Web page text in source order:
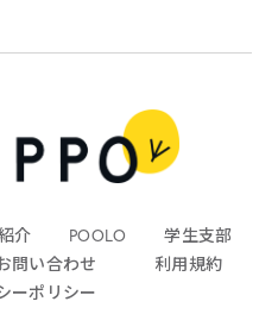
介 POOLO
学生支部
問い合わせ
利用規約
ーポリシー